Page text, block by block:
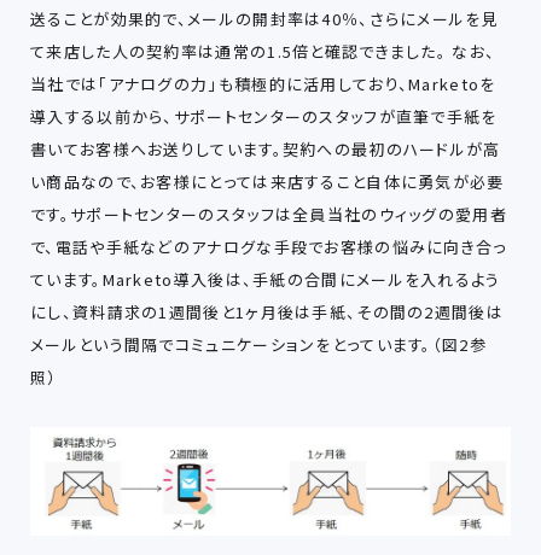
送ることが効果的で、メールの開封率は40％、さらにメールを見
て来店した人の契約率は通常の1.5倍と確認できました。 なお、
当社では「アナログの力」も積極的に活用しており、Marketoを
導入する以前から、サポートセンターのスタッフが直筆で手紙を
書いてお客様へお送りしています。契約への最初のハードルが高
い商品なので、お客様にとっては来店すること自体に勇気が必要
です。サポートセンターのスタッフは全員当社のウィッグの愛用者
で、電話や手紙などのアナログな手段でお客様の悩みに向き合っ
ています。Marketo導入後は、手紙の合間にメールを入れるよう
にし、資料請求の1週間後と1ヶ月後は手紙、その間の2週間後は
メールという間隔でコミュニケーションをとっています。（図2参
照）